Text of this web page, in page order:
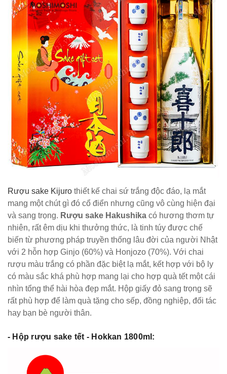
Rượu sake Kijuro thiết kế chai sứ trắng độc đáo, lạ mắt
mang một chút gì đó cổ điển nhưng cũng vô cùng hiện đại
và sang trọng. Rượu sake Hakushika có hương thơm tự
nhiên, rất êm dịu khi thưởng thức, là tinh túy được chế
biến từ phương pháp truyền thống lâu đời của người Nhật
với 2 hỗn hợp Ginjo (60%) và Honjozo (70%). Với chai
rượu màu trắng có phần đặc biệt lạ mắt, kết hợp với bộ ly
có màu sắc khá phù hợp mang lại cho hợp quà tết một cái
nhìn tổng thể hài hòa đẹp mắt. Hộp giấy đỏ sang trọng sẽ
rất phù hợp để làm quà tặng cho sếp, đồng nghiệp, đối tác
hay bạn bè người thân.
- Hộp rượu sake tết - Hokkan 1800ml: